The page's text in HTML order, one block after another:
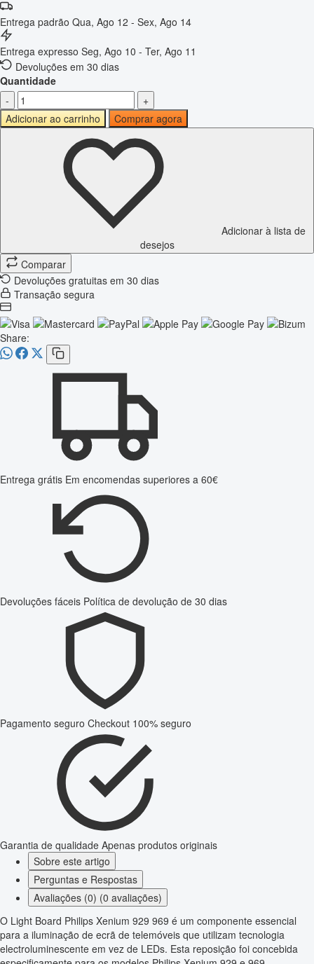
Entrega padrão Qua, Ago 12 - Sex, Ago 14
Entrega expresso Seg, Ago 10 - Ter, Ago 11
Devoluções em 30 dias
Quantidade
-
+
Adicionar ao carrinho
Comprar agora
Adicionar à lista de
desejos
Comparar
Devoluções gratuitas em 30 dias
Transação segura
Share:
Entrega grátis Em encomendas superiores a 60€
Devoluções fáceis Política de devolução de 30 dias
Pagamento seguro Checkout 100% seguro
Garantia de qualidade Apenas produtos originais
Sobre este artigo
Perguntas e Respostas
Avaliações (0) (0 avaliações)
O Light Board Philips Xenium 929 969 é um componente essencial
para a iluminação de ecrã de telemóveis que utilizam tecnologia
electroluminescente em vez de LEDs. Esta reposição foi concebida